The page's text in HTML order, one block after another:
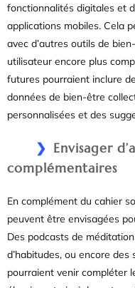
fonctionnalités digitales et
applications mobiles. Cela
avec d’autres outils de
utilisateur encore plus
futures pourraient inclure
données de bien-être
personnalisées et des
Envisager
complémentaires
En complément du cahier
peuvent être envisagées
Des podcasts de
d’habitudes, ou encore
pourraient venir compléter